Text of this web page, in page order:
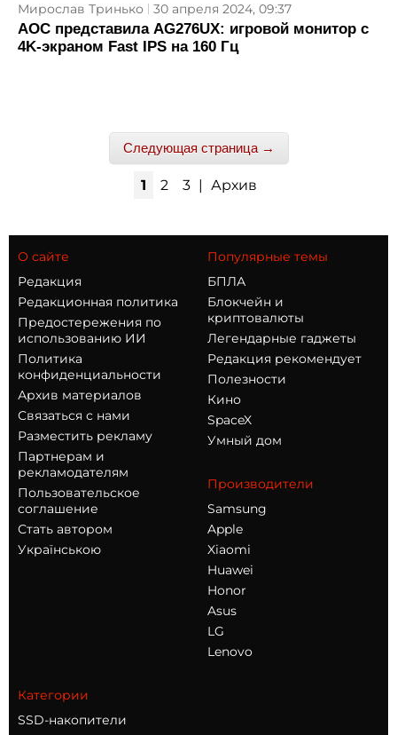
Мирослав Тринько 30 апреля 2024, 09:37
AOC представила AG276UX: игровой монитор с
4K-экраном Fast IPS на 160 Гц
Следующая страница →
1 2 3 | Архив
О сайте
Редакция
Редакционная политика
Предостережения по
использованию ИИ
Политика
конфиденциальности
Архив материалов
Связаться с нами
Разместить рекламу
Партнерам и
рекламодателям
Пользовательское
соглашение
Стать автором
Українською
Популярные темы
БПЛА
Блокчейн и
криптовалюты
Легендарные гаджеты
Редакция рекомендует
Полезности
Кино
SpaceX
Умный дом
Производители
Samsung
Apple
Xiaomi
Huawei
Honor
Asus
LG
Lenovo
Категории
SSD-накопители